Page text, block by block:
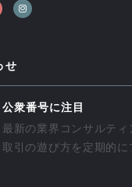
せ
公衆番号に注目
最新の業界コンサルティ
取引の遊び方を定期的に